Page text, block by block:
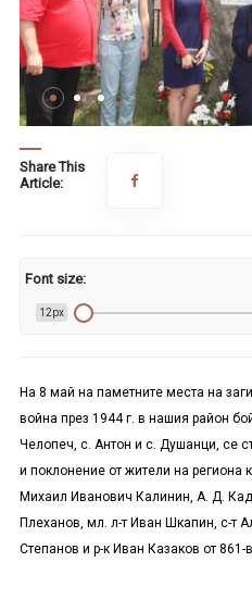
Share This
Article:
Font size:
12px
На 8 май на паметните места на
война през 1944 г. в нашия район
Челопеч, с. Антон и с. Душанци, се
и поклонение от жители на региона
Михаил Иванович Калинин, А. Д.
Плеханов, мл. л-т Иван Шкапин, с-т
Степанов и р-к Иван Казаков от